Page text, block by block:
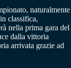
naturalmente
classifica,
nella prima gara del
dalla vittoria
arrivata grazie ad